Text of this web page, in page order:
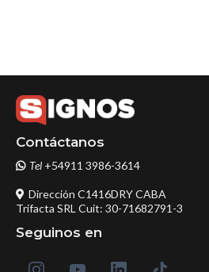
Contáctanos
Tel +54911 3986-3614
Dirección C1416DRY CABA
Trifacta SRL Cuit: 30-71682791-3
Seguinos en